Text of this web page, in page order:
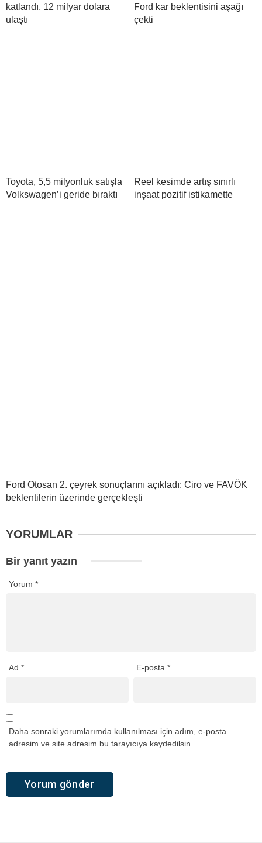
katlandı, 12 milyar dolara
ulaştı
Ford kar beklentisini aşağı
çekti
Toyota, 5,5 milyonluk satışla
Volkswagen’i geride bıraktı
Reel kesimde artış sınırlı
inşaat pozitif istikamette
Ford Otosan 2. çeyrek sonuçlarını açıkladı: Ciro ve FAVÖK
beklentilerin üzerinde gerçekleşti
YORUMLAR
Bir yanıt yazın
Yorum *
Ad * E-posta*
Daha sonraki yorumlarımda kullanılması için adım, e-posta
adresim ve site adresim bu tarayıcıya kaydedilsin.